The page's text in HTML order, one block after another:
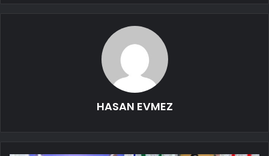
HASAN EVMEZ